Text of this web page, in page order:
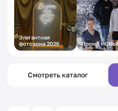
Элегантная
фотозона 2026
Промо
Смотреть каталог